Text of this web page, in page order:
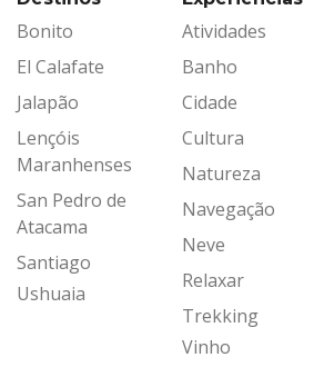
Bonito
El Calafate
Jalapão
Lençóis
Maranhenses
San Pedro de
Atacama
Santiago
Ushuaia
Atividades
Banho
Cidade
Cultura
Natureza
Navegação
Neve
Relaxar
Trekking
Vinho